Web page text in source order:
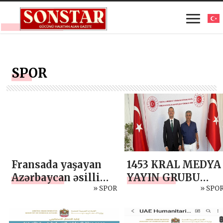
SPOR
Fransada yaşayan
Azərbaycan əsilli
pianoçu medalla» SPOR
1453 KRAL MEDYA
YAYIN GRUBU
DOĞU AVRUPA
GAZETECİ
»